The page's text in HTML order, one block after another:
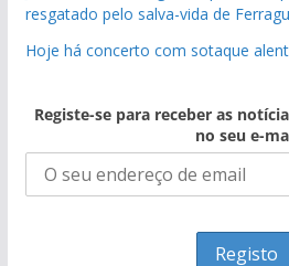
resgatado pelo salva-vida de
Hoje há concerto com sotaque
Registe-se para receber as
no seu e-